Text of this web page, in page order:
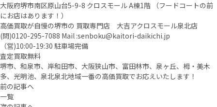
大阪府堺市南区原山台5-9-8 クロスモール A棟1階 （フードコートの前
にお店はあります！）
高価買取が自慢の堺市の 買取専門店 大吉アクロスモール泉北店
(問)0120-295-7088 Mail :senboku@kaitori-daikichi.jp
（営)10:00-19:30 駐車場完備
査定買取無料
堺市、和泉市、岸和田市、大阪狭山市、富田林市、泉ヶ丘、栂・美木
多、光明池、泉北泉北地域一番の高価買取でお応えいたします！
前の記事へ
一覧